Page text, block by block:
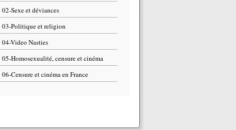
02-Sexe et déviances
03-Politique et religion
04-Video Nasties
05-Homosexualité, censure et cinéma
06-Censure et cinéma en France